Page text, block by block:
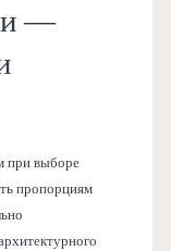
—
при выборе
пропорциям